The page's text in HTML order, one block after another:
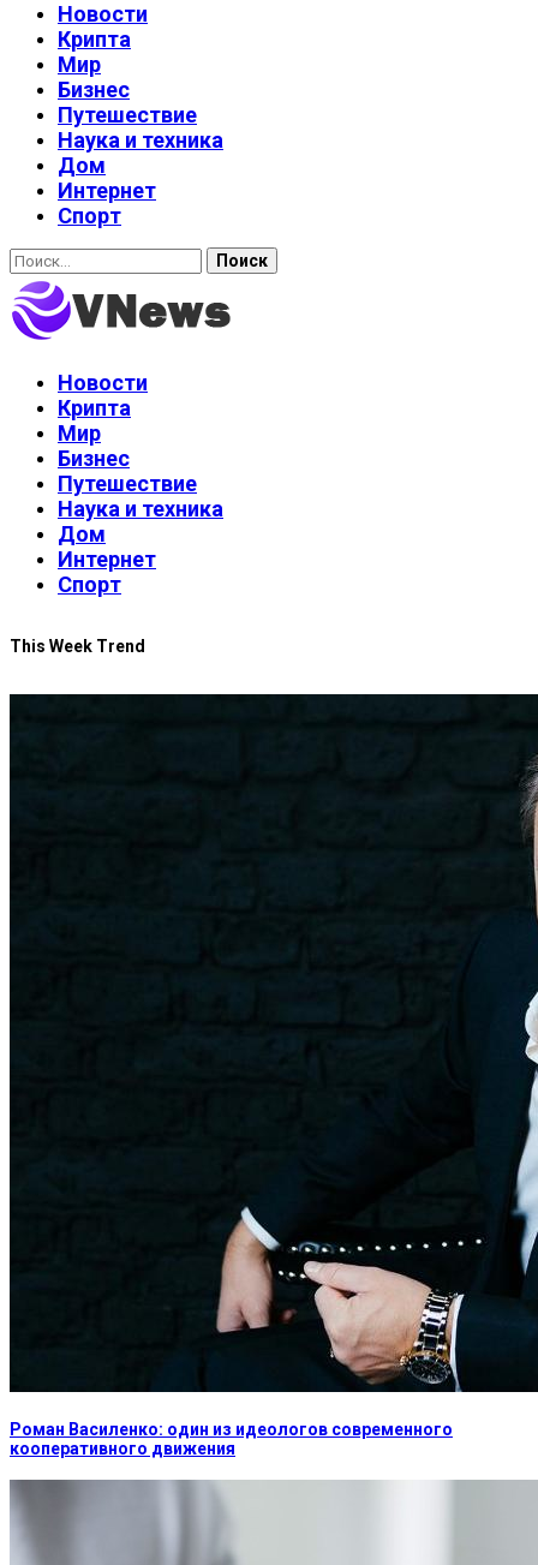
Новости
Крипта
Мир
Бизнес
Путешествие
Наука и техника
Дом
Интернет
Спорт
Найти:
Новости
Крипта
Мир
Бизнес
Путешествие
Наука и техника
Дом
Интернет
Спорт
This Week Trend
Роман Василенко: один из идеологов современного
кооперативного движения